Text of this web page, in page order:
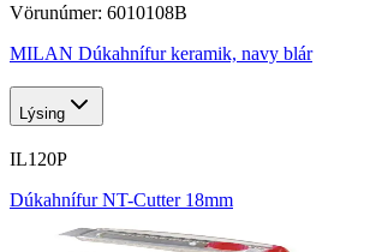
Vörunúmer: 6010108B
MILAN Dúkahnífur keramik, navy blár
Lýsing
IL120P
Dúkahnífur NT-Cutter 18mm